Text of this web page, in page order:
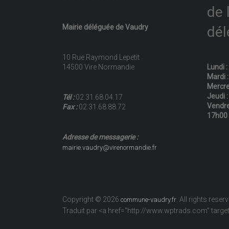
Mairie déléguée de Vaudry
10 Rue Raymond Lepetit
14500 Vire Normandie
Tél :02.31.68.04.17
Fax :02.31.68.88.72
Adresse de messagerie :
mairie.vaudry@virenormandie.fr
de
Lundi
Mardi
Jeudi
17h00
Copyright © 2026 commune-vaudry.fr . All rights
Traduit par <a href="http://www.wptrads.com"